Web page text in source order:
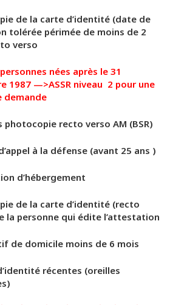
de la carte d’identité (date de
tolérée périmée de moins de 2
verso
nées après le 31
1987 —>ASSR niveau 2 pour une
demande
photocopie recto verso AM (BSR)
à la défense (avant 25 ans )
d’hébergement
de la carte d’identité (recto
la personne qui édite l’attestation
de domicile moins de 6 mois
récentes (oreilles